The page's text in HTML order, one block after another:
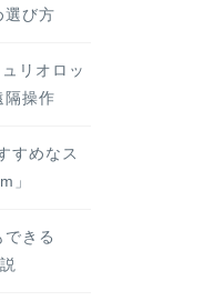
選び方
リオロッ
隔操作
すめなス
」
できる